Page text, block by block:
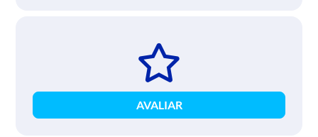
AVALIAR